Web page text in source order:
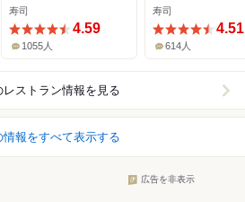
寿司
4.59
1055人
寿司
4.51
614人
レストラン情報を見る
情報をすべて表示する
広告を非表示